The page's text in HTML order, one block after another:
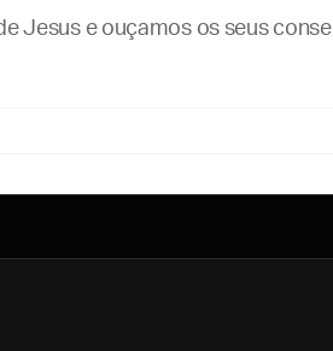
Jesus e ouçamos os seus